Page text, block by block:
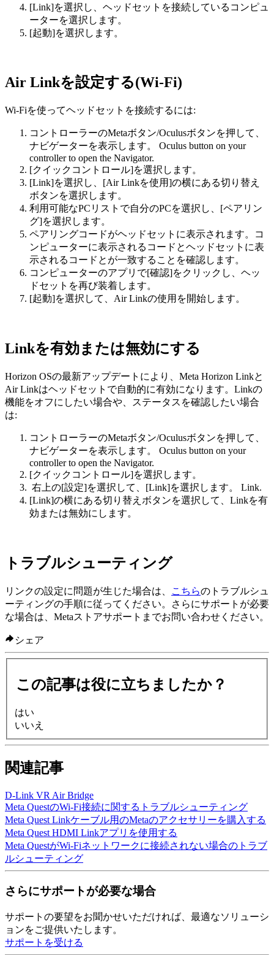
[Link]を選択し、ヘッドセットを接続しているコンピュ
ーターを選択します。
[起動]を選択します。
Air Linkを設定する(Wi-Fi)
Wi-Fiを使ってヘッドセットを接続するには:
コントローラーのMetaボタン/Oculusボタンを押して、
ナビゲーターを表示します。
Oculus button on your
controller to open the Navigator.
[クイックコントロール]を選択します。
[Link]を選択し、 [Air Linkを使用]の横にある切り替え
ボタンを選択します。
利用可能なPCリストで自分のPCを選択し、[ペアリン
グ]を選択します。
ペアリングコードがヘッドセットに表示されます。コ
ンピューターに表示されるコードとヘッドセットに表
示されるコードとが一致することを確認します。
コンピューターのアプリで[確認]をクリックし、ヘッ
ドセットを再び装着します。
[起動]を選択して、Air Linkの使用を開始します。
Linkを有効または無効にする
Horizon OSの最新アップデートにより、Meta Horizon Linkと
Air Linkはヘッドセットで自動的に有効になります。Linkの
機能をオフにしたい場合や、ステータスを確認したい場合
は:
コントローラーのMetaボタン/Oculusボタンを押して、
ナビゲーターを表示します。
Oculus button on your
controller to open the Navigator.
[クイックコントロール]を選択します。
右上の[設定]を選択して、 [Link]を選択します。 Link.
[Link]の横にある切り替えボタンを選択して、Linkを有
効または無効にします。
トラブルシューティング
リンクの設定に問題が生じた場合は、 こちらのトラブルシュ
ーティングの手順に従ってください。さらにサポートが必要
な場合は、Metaストアサポートまでお問い合わせください。
シェア
この記事は役に立ちましたか？
はい
いいえ
関連記事
D-Link VR Air Bridge
Meta QuestのWi-Fi接続に関するトラブルシューティング
Meta Quest Linkケーブル用のMetaのアクセサリーを購入する
Meta Quest HDMI Linkアプリを使用する
Meta QuestがWi-Fiネットワークに接続されない場合のトラブ
ルシューティング
さらにサポートが必要な場合
サポートの要望をお聞かせいただければ、最適なソリューシ
ョンをご提供いたします。
サポートを受ける